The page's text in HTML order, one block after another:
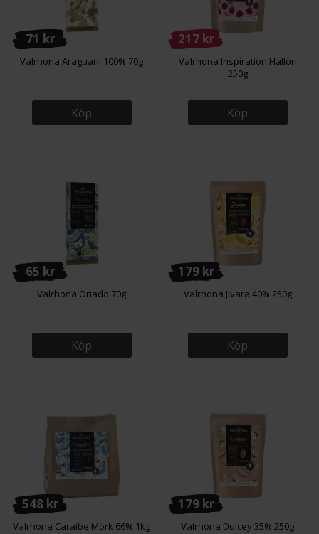
71 kr
Valrhona Araguani 100% 70g
Köp
217 kr
Valrhona Inspiration Hallon
250g
Köp
65 kr
Valrhona Oriado 70g
Köp
179 kr
Valrhona Jivara 40% 250g
Köp
548 kr
Valrhona Caraibe Mörk 66% 1kg
179 kr
Valrhona Dulcey 35% 250g